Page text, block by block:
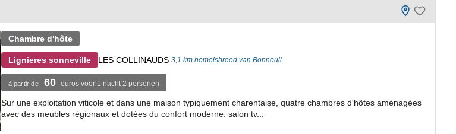
Chambre d'hôte
Lignieres sonneville LES COLLINAUDS 3,1 km hemelsbreed van Bonneuil
à partir de 60 euros voor 1 nacht 2 personen
Sur une exploitation viticole et dans une maison typiquement charentaise, quatre chambres d'hôtes aménagées
avec des meubles régionaux et dotées du confort moderne. salon tv...